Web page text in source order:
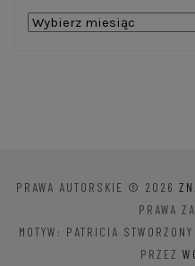
Ale
PRAWA AUTORSKIE © 2026
PRAWA
MOTYW: PATRICIA
PRZEZ